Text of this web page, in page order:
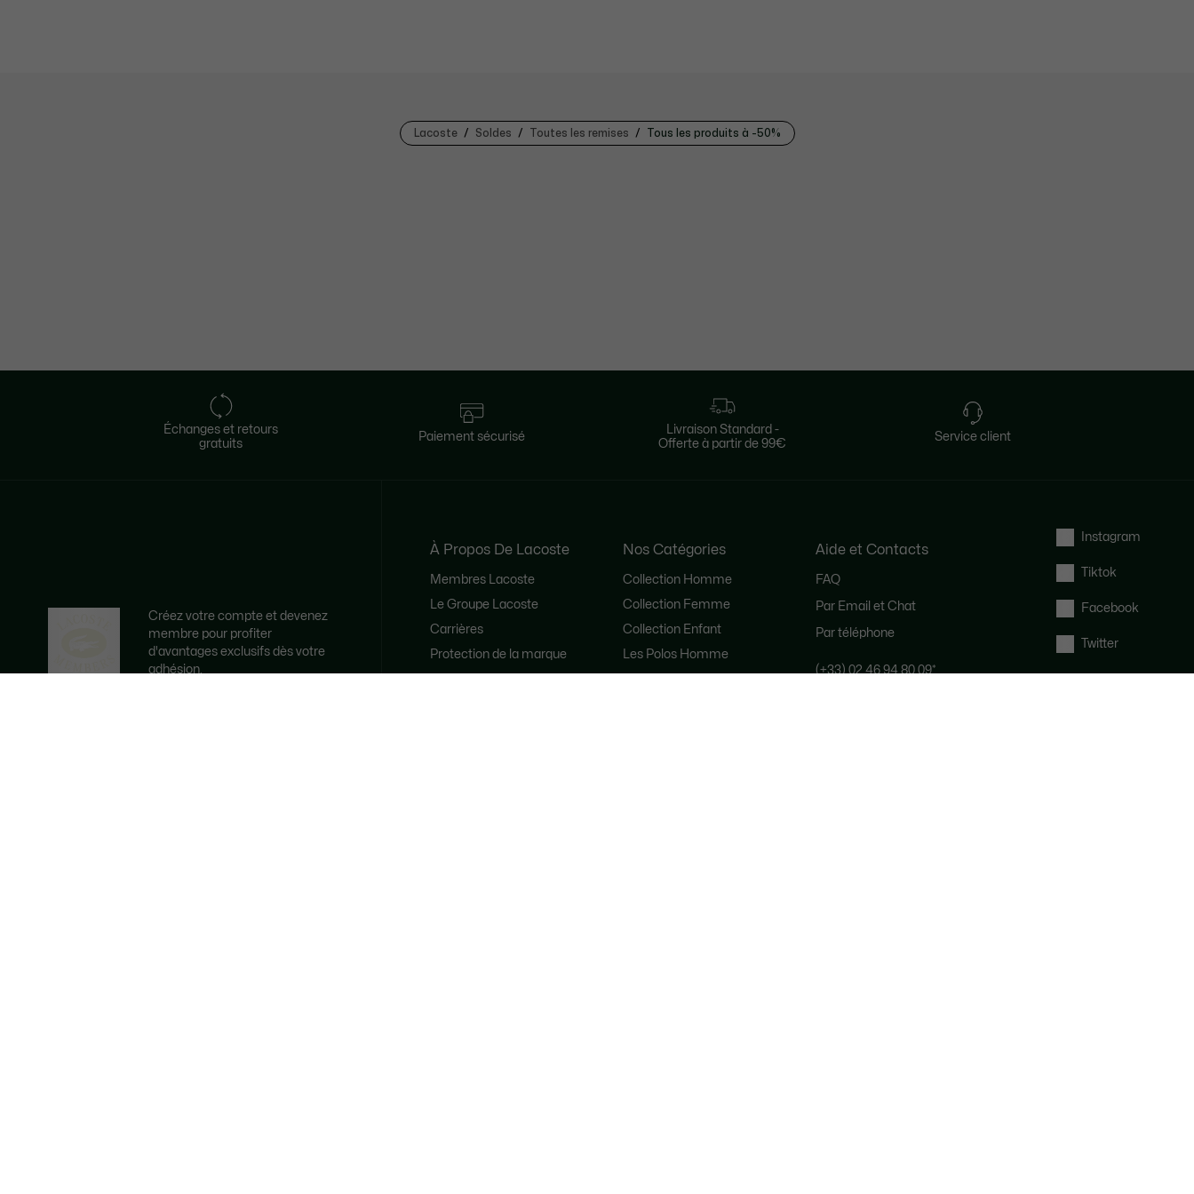
Lacoste Soldes Toutes les remises Tous les produits à -50%
Échanges et retours
gratuits​
Paiement sécurisé
Livraison Standard -
Offerte à partir de 99€
Service client
Créez votre compte et devenez
membre pour profiter
d'avantages exclusifs dès votre
adhésion.
À Propos De Lacoste
Membres Lacoste
Le Groupe Lacoste
Carrières
Protection de la marque
Nos Catégories
Collection Homme
Collection Femme
Collection Enfant
Les Polos Homme
Aide et Contacts
FAQ
Par Email et Chat
Par téléphone
(+33) 02 46 94 80 09*
Instagram
Tiktok
Facebook
Twitter